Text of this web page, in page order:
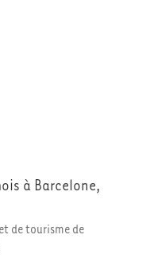
à Barcelone,
de tourisme de